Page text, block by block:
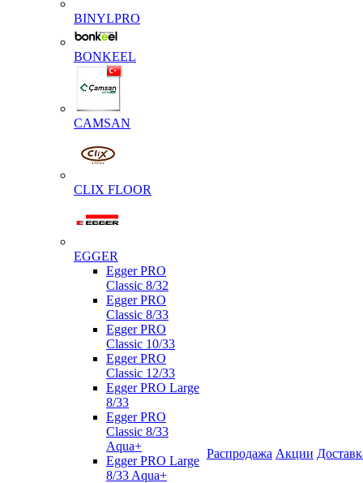
BINYLPRO
BONKEEL
CAMSAN
CLIX FLOOR
EGGER
Egger PRO
Classic 8/32
Egger PRO
Classic 8/33
Egger PRO
Classic 10/33
Egger PRO
Classic 12/33
Egger PRO Large
8/33
Egger PRO
Classic 8/33
Aqua+
Egger PRO Large
8/33 Aqua+
Распродажа Акции